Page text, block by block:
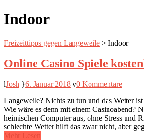
Indoor
Freizeittipps gegen Langeweile > Indoor
Online Casino Spiele
Josh 6. Januar 2018
0 Kommentare
Langeweile? Nichts zu tun und das Wetter
Wie wäre es denn mit einem Casinoabend?
heimischen Computer aus, ohne Stress und
schlechte Wetter hilft das zwar nicht, aber
Mehr Lesen